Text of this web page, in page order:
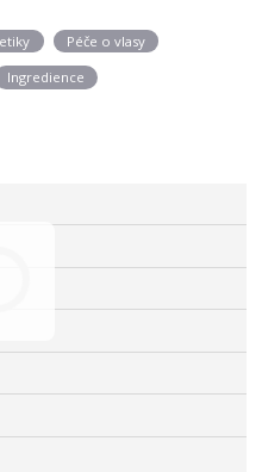
Péče o vlasy
Ingredience